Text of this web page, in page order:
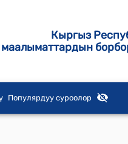
Кыргыз
маалыматтардын
Популярдуу суроолор